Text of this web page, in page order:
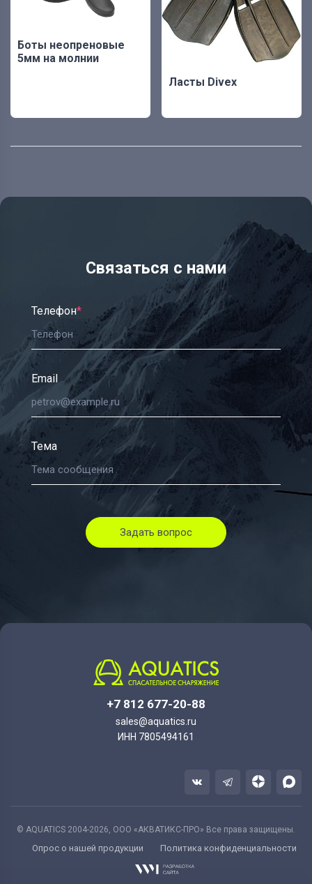
Боты неопреновые
5мм на молнии
Ласты Divex
Связаться с нами
Телефон*
Email
Тема
Задать вопрос
+7 812 677-20-88
sales@aquatics.ru
ИНН 7805494161
© AQUATICS 2004-2026, ООО «АКВАТИКС-ПРО» Все права защищены.
Опрос о нашей продукции Политика конфиденциальности